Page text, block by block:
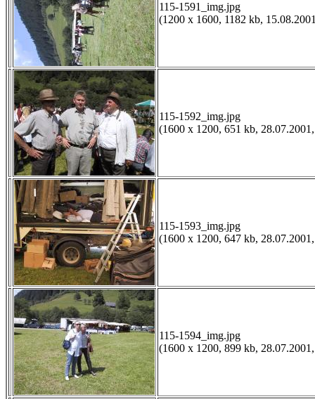
115-1591_img.jpg
(1200 x 1600, 1182 kb,
115-1592_img.jpg
(1600 x 1200, 651 kb,
115-1593_img.jpg
(1600 x 1200, 647 kb,
115-1594_img.jpg
(1600 x 1200, 899 kb,